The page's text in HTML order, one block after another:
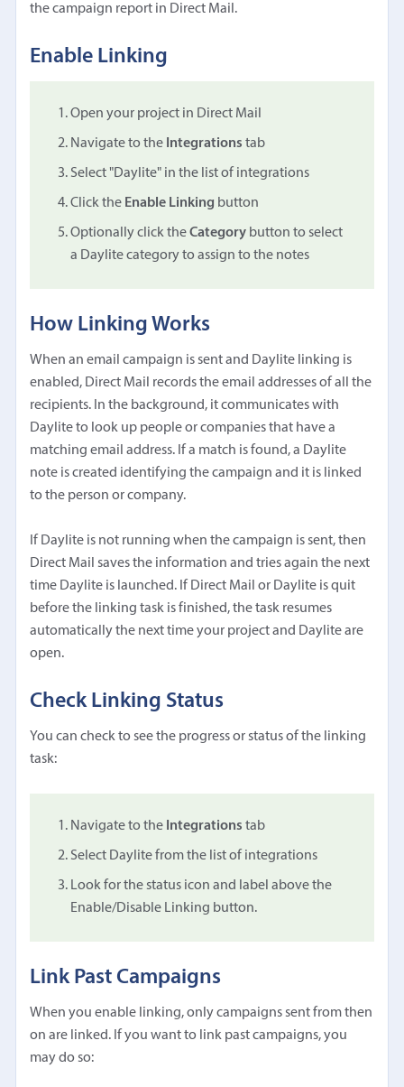
the campaign report in Direct Mail.
Enable Linking
Open your project in Direct Mail
Navigate to the Integrations tab
Select "Daylite" in the list of integrations
Click the Enable Linking button
Optionally click theCategory button to select
a Daylite category to assign to the notes
How Linking Works
When an email campaign is sent and Daylite linking is
enabled, Direct Mail records the email addresses of all the
recipients. In the background, it communicates with
Daylite to look up people or companies that have a
matching email address. If a match is found, a Daylite
note is created identifying the campaign and it is linked
to the person or company.
If Daylite is not running when the campaign is sent, then
Direct Mail saves the information and tries again the next
time Daylite is launched. If Direct Mail or Daylite is quit
before the linking task is finished, the task resumes
automatically the next time your project and Daylite are
open.
Check Linking Status
You can check to see the progress or status of the linking
task:
Navigate to the Integrations tab
Select Daylite from the list of integrations
Look for the status icon and label above the
Enable/Disable Linking button.
Link Past Campaigns
When you enable linking, only campaigns sent from then
on are linked. If you want to link past campaigns, you
may do so: